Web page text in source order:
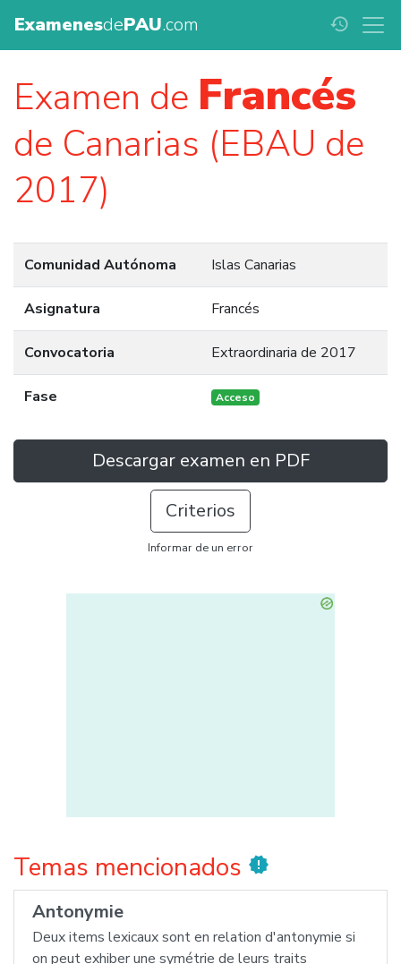
ExamenesdePAU.com history
Examen de Francés
de Canarias (EBAU de
2017)
Comunidad Autónoma Islas Canarias
Asignatura Francés
Convocatoria Extraordinaria de 2017
Fase Acceso
Descargar examen en PDF
Criterios
Informar de un error
Temas mencionados new_releases
Antonymie
Deux items lexicaux sont en relation d'antonymie si
on peut exhiber une symétrie de leurs traits